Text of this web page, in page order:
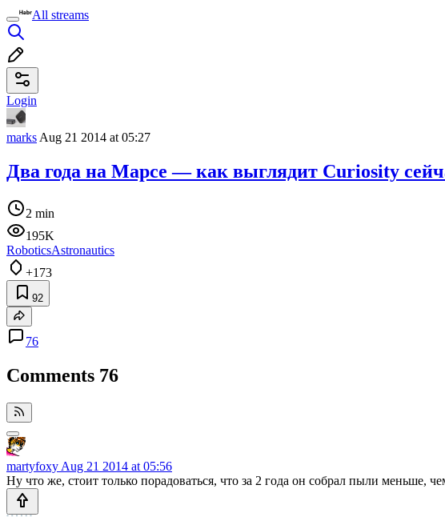
All streams
Login
marks Aug 21 2014 at 05:27
Два года на Марсе — как выглядит Curiosity
2 min
195K
RoboticsAstronautics
+173
92
76
Comments 76
martyfoxy Aug 21 2014 at 05:56
Ну что же, стоит только порадоваться, что за 2 года он собрал пыли меньше,